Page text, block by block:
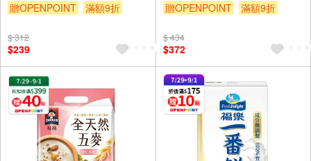
贈OPENPOINT
滿額9折
$ 312
$239
贈OPENPOINT
滿額9折
$ 434
$372